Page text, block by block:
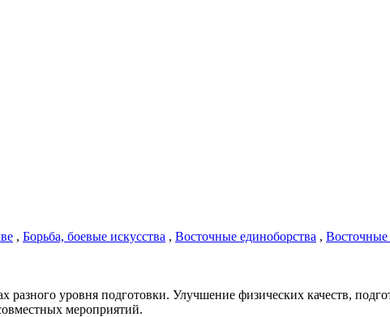
, Борьба, боевые искусства , Восточные единоборства , Восточные
разного уровня подготовки. Улучшение физических качеств,
мероприятий.